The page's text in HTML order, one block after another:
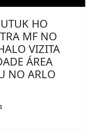
HO
MF NO
VIZITA
ÁREA
NO ARLO